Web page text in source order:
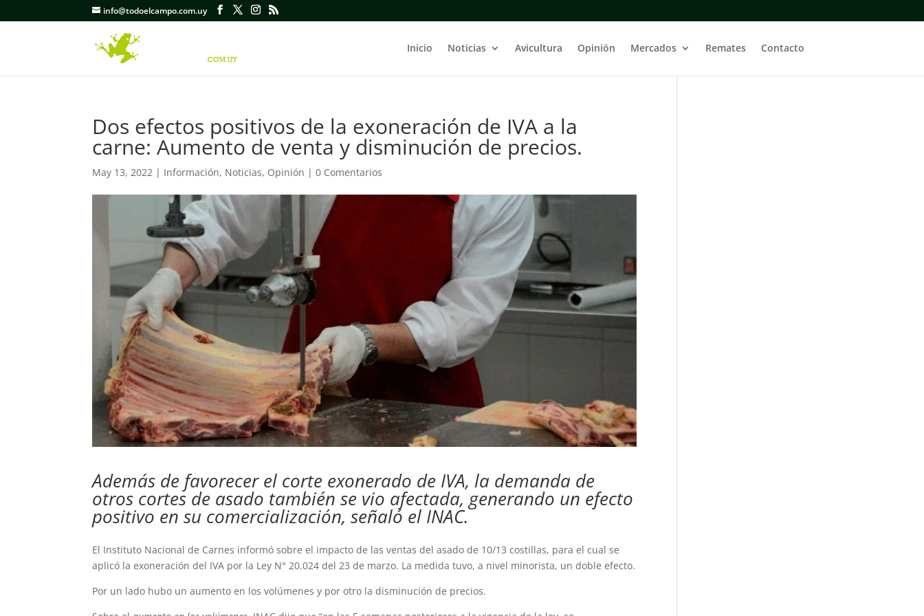
info@todoelcampo.com.uy
Inicio Noticias Avicultura Opinión Mercados Remates Contacto
Dos efectos positivos de la exoneración de IVA a la
carne: Aumento de venta y disminución de precios.
May 13, 2022 | Información, Noticias, Opinión |0 Comentarios
Además de favorecer el corte exonerado de IVA, la demanda de
otros cortes de asado también se vio afectada, generando un efecto
positivo en su comercialización, señaló el INAC.
El Instituto Nacional de Carnes informó sobre el impacto de las ventas del asado de 10/13 costillas, para el cual se
aplicó la exoneración del IVA por la Ley N° 20.024 del 23 de marzo. La medida tuvo, a nivel minorista, un doble efecto.
Por un lado hubo un aumento en los volúmenes y por otro la disminución de precios.